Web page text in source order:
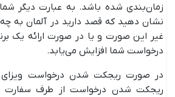
زمان‌بندی شده باشد. به عبارت دیگر
نشان دهید که قصد دارید در آلمان به
غیر این صورت و یا در صورت ارائه یک
درخواست شما افزایش می‌یابد.
در صورت ریجکت شدن درخواست ویزای
ریجکت شدن درخواست از طرف سفارت